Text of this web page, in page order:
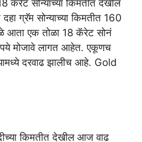
सोन्याच्या किमतीत देखील
ग्रॅम सोन्याच्या किमतीत 160
आता एक तोळा 18 कॅरेट सोनं
मोजावे लागत आहेत. एकूणच
दरवाढ झालीच आहे. Gold
किमतीत देखील आज वाढ